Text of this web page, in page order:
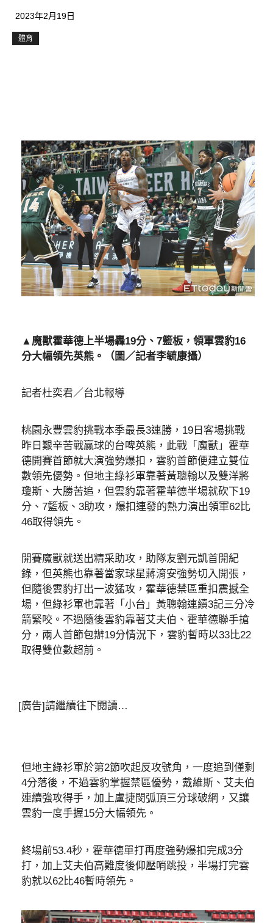
2023年2月19日
體育
▲魔獸霍華德上半場轟19分、7籃板，領軍雲豹16
分大幅領先英熊。（圖／記者李毓康攝）
記者杜奕君／台北報導
桃園永豐雲豹挑戰本季最長3連勝，19日客場挑戰
昨日艱辛苦戰贏球的台啤英熊，此戰「魔獸」霍華
德開賽首節就大演強勢爆扣，雲豹首節便建立雙位
數領先優勢。但地主綠衫軍靠著黃聰翰以及雙洋將
瓊斯、大勝苦追，但雲豹靠著霍華德半場就砍下19
分、7籃板、3助攻，爆扣連發的熱力演出領軍62比
46取得領先。
開賽魔獸就送出精采助攻，助隊友劉元凱首開紀
錄，但英熊也靠著當家球星蔣淯安強勢切入開張，
但隨後雲豹打出一波猛攻，霍華德禁區重扣震撼全
場，但綠衫軍也靠著「小台」黃聰翰連續3記三分冷
箭緊咬。不過隨後雲豹靠著艾夫伯、霍華德聯手搶
分，兩人首節包辦19分情況下，雲豹暫時以33比22
取得雙位數超前。
[廣告]請繼續往下閱讀…
但地主綠衫軍於第2節吹起反攻號角，一度追到僅剩
4分落後，不過雲豹掌握禁區優勢，戴維斯、艾夫伯
連續強攻得手，加上盧捷閔弧頂三分球破網，又讓
雲豹一度手握15分大幅領先。
終場前53.4秒，霍華德單打再度強勢爆扣完成3分
打，加上艾夫伯高難度後仰壓哨跳投，半場打完雲
豹就以62比46暫時領先。